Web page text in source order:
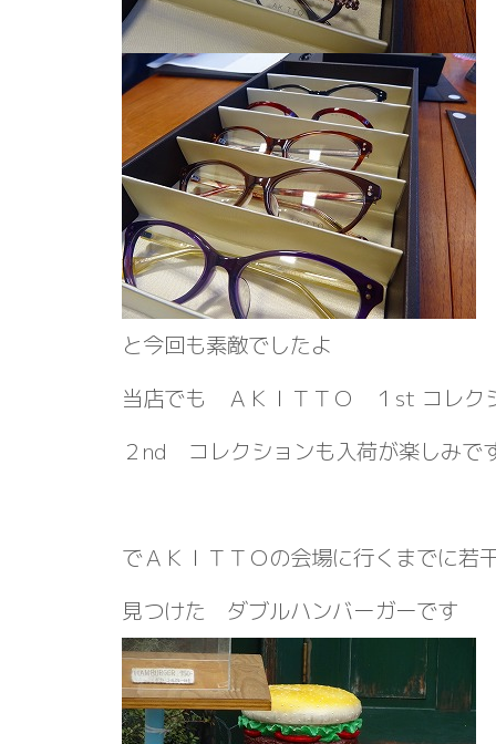
と今回も素敵でしたよ
当店でも ＡＫＩＴＴＯ １st コレ
２nd コレクションも入荷が楽しみで
でＡＫＩＴＴＯの会場に行くまでに若
見つけた ダブルハンバーガーです